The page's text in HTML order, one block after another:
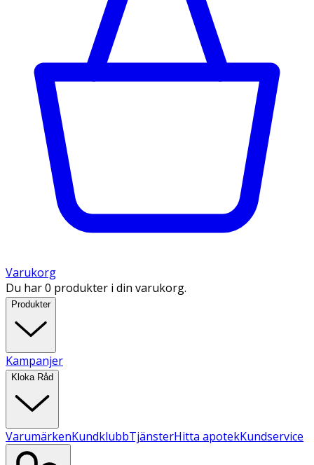
Varukorg
Du har 0 produkter i din varukorg.
Produkter
Kampanjer
Kloka Råd
VarumärkenKundklubbTjänsterHitta apotekKundservice